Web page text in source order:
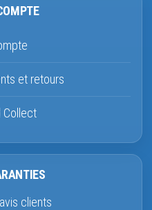
et retours
Collect
clients